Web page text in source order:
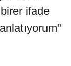
ifade